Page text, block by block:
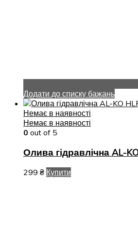
Додати до списку бажань
Немає в наявності
Немає в наявності
0 out of 5
Олива гідравлічна AL-
299 ₴ Купити